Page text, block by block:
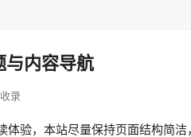
与内容导航
录
体验，本站尽量保持页面结构简洁